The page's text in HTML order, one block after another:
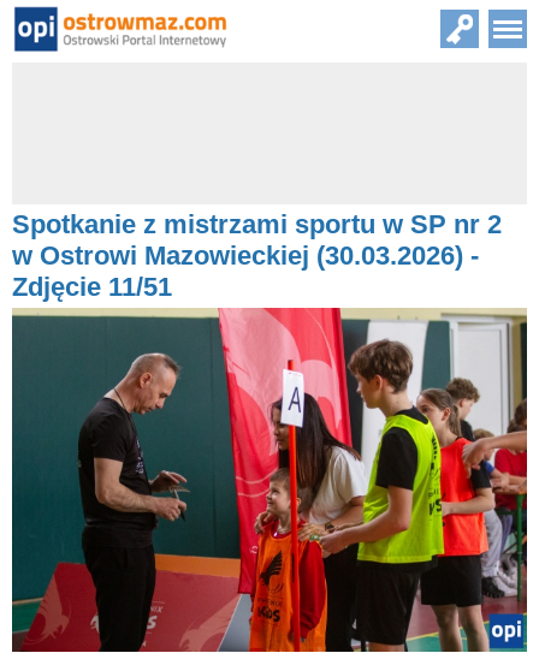
Spotkanie z mistrzami sportu w SP nr 2
w Ostrowi Mazowieckiej (30.03.2026) -
Zdjęcie 11/51